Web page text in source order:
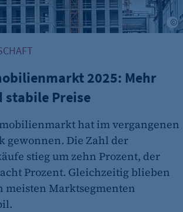
speichert die Entscheidung des
In ausgespielt wird. Wird auch
"yes" - 480 Tage
2025: Mehr
stabile Preise
hat im vergangenen
gewonnen. Die Zahl der
stieg um zehn Prozent, der
Prozent. Gleichzeitig blieben
meisten Marktsegmenten